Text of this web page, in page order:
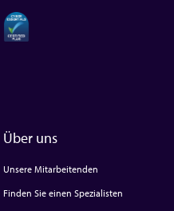
Über uns
Unsere Mitarbeitenden
Finden Sie einen Spezialisten